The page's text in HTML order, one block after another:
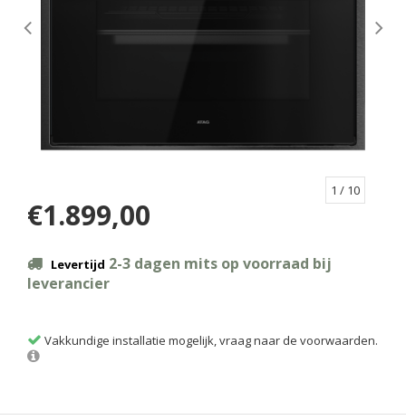
1 / 10
€1.899,00
Levertijd 2-3 dagen mits op voorraad bij
leverancier
Vakkundige installatie mogelijk, vraag naar de voorwaarden.